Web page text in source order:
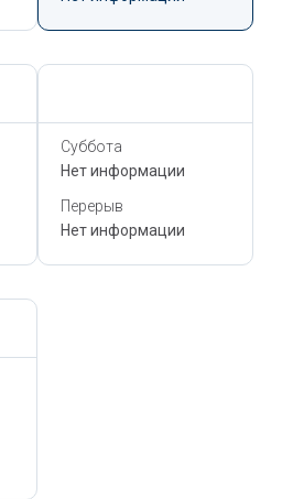
Суббота
Нет информации
Перерыв
Нет информации